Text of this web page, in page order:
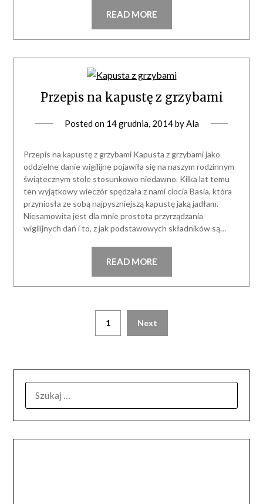
READ MORE
Przepis na kapustę z grzybami
Posted on 14 grudnia, 2014byAla
Przepis na kapustę z grzybami Kapusta z grzybami jako
oddzielne danie wigilijne pojawiła się na naszym rodzinnym
świątecznym stole stosunkowo niedawno. Kilka lat temu
ten wyjątkowy wieczór spędzała z nami ciocia Basia, która
przyniosła ze sobą najpyszniejszą kapustę jaką jadłam.
Niesamowita jest dla mnie prostota przyrządzania
wigilijnych dań i to, z jak podstawowych składników są…
READ MORE
Stronicowanie 1 Next